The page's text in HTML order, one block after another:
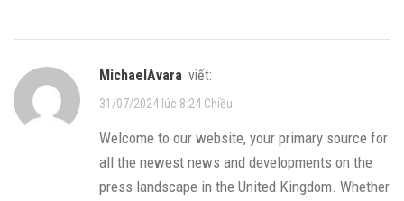
MichaelAvara viết:
31/07/2024 lúc 8:24 Chiều
Welcome to our website, your primary source for
all the newest news and developments on the
press landscape in the United Kingdom. Whether